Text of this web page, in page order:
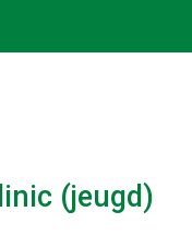
(jeugd)